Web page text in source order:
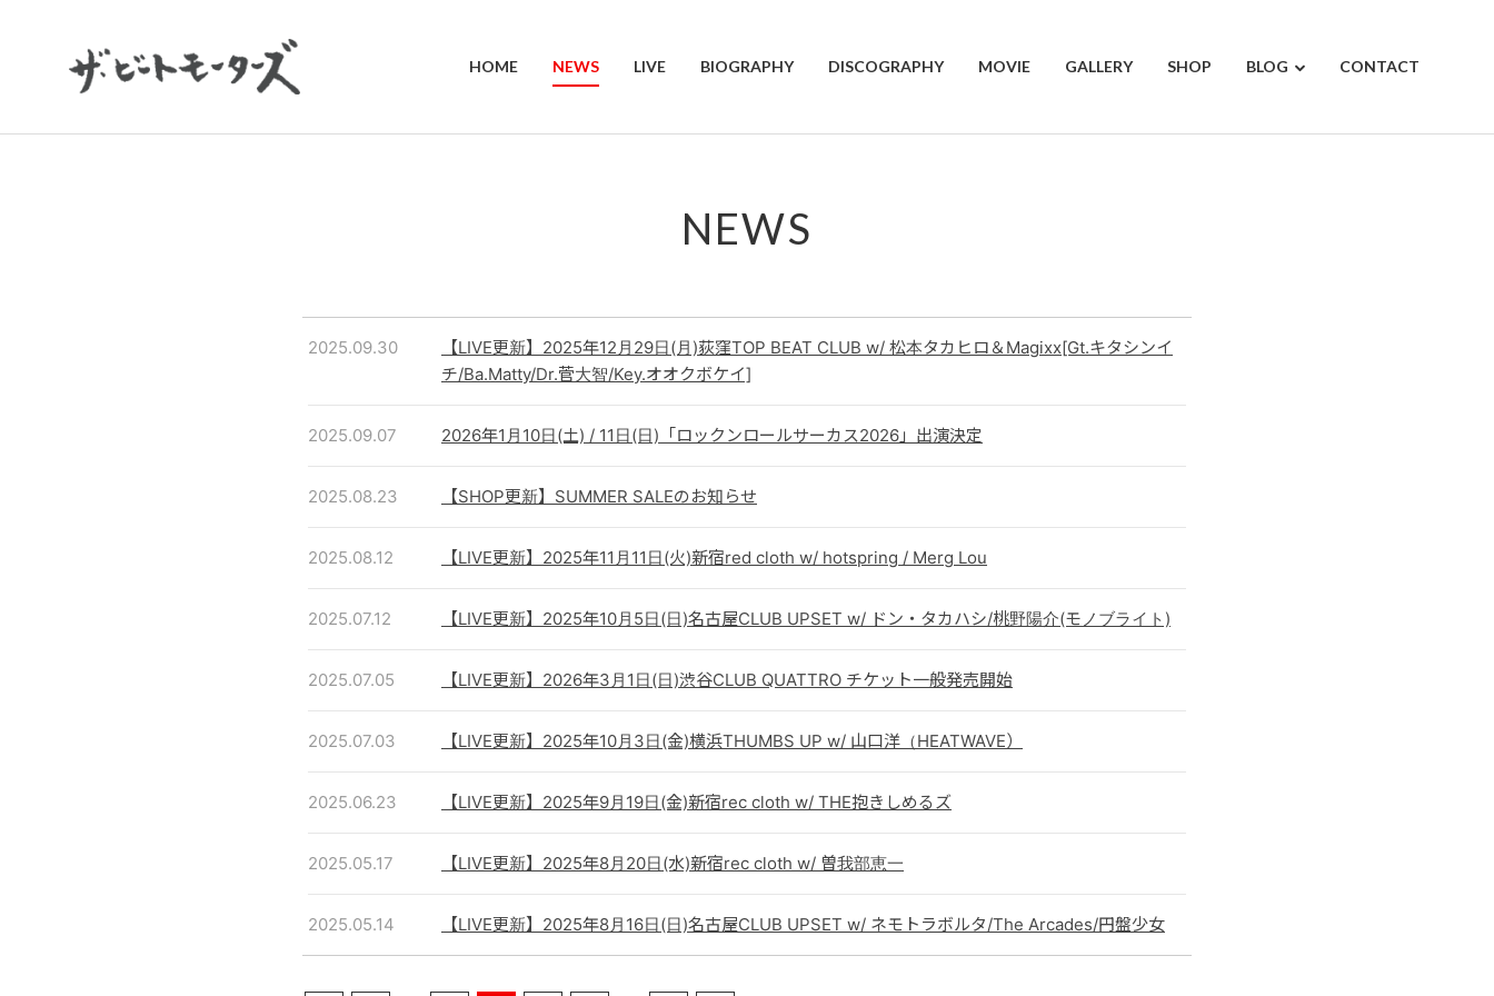
HOME NEWS LIVE BIOGRAPHY DISCOGRAPHY MOVIE GALLERY SHOP BLOG CONTACT
NEWS
2025.09.30
【LIVE更新】2025年12月29日(月)荻窪TOP BEAT CLUB w/ 松本タカヒロ＆Magixx[Gt.キタシンイ
チ/Ba.Matty/Dr.菅大智/Key.オオクボケイ]
2025.09.07 2026年1月10日(土) / 11日(日)「ロックンロールサーカス2026」出演決定
2025.08.23 【SHOP更新】SUMMER SALEのお知らせ
2025.08.12 【LIVE更新】2025年11月11日(火)新宿red cloth w/ hotspring / Merg Lou
2025.07.12 【LIVE更新】2025年10月5日(日)名古屋CLUB UPSET w/ ドン・タカハシ/桃野陽介(モノブライト)
2025.07.05 【LIVE更新】2026年3月1日(日)渋谷CLUB QUATTRO チケット一般発売開始
2025.07.03 【LIVE更新】2025年10月3日(金)横浜THUMBS UP w/ 山口洋（HEATWAVE）
2025.06.23 【LIVE更新】2025年9月19日(金)新宿rec cloth w/ THE抱きしめるズ
2025.05.17 【LIVE更新】2025年8月20日(水)新宿rec cloth w/ 曽我部恵一
2025.05.14 【LIVE更新】2025年8月16日(日)名古屋CLUB UPSET w/ ネモトラボルタ/The Arcades/円盤少女